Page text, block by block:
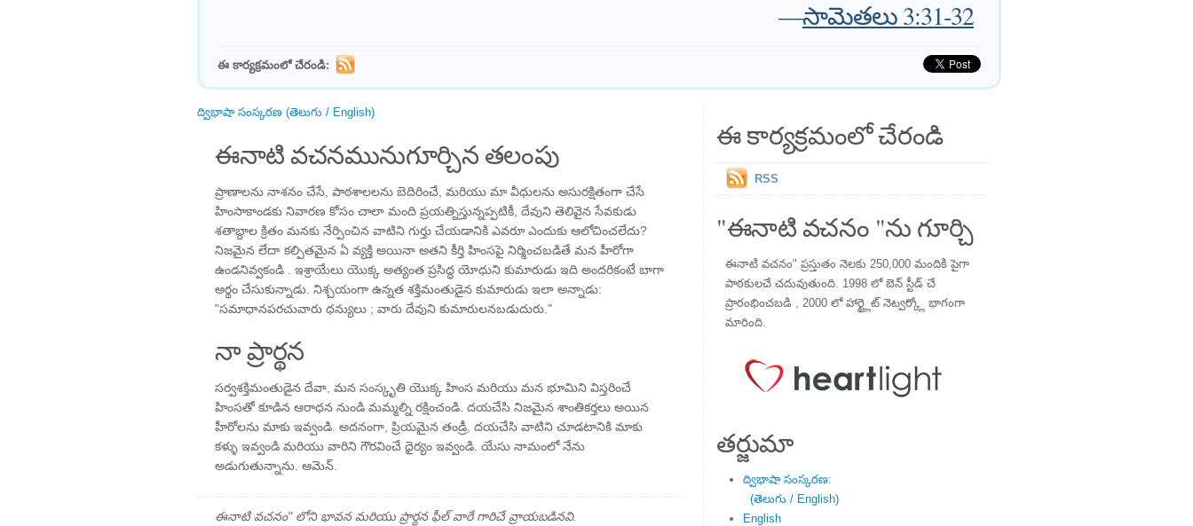
—సామెతలు 3:31-32
ఈ కార్యక్రమంలో చేరండి:
ద్విభాషా సంస్కరణ (తెలుగు / English)
ఈనాటి వచనమునుగూర్చిన తలంపు
ప్రాణాలను నాశనం చేసే, పాఠశాలలను బెదిరించే, మరియు మా వీధులను అసురక్షితంగా చేసే
హింసాకాండకు నివారణ కోసం చాలా మంది ప్రయత్నిస్తున్నప్పటికీ, దేవుని తెలివైన సేవకుడు
శతాబ్దాల క్రితం మనకు నేర్పించిన వాటిని గుర్తు చేయడానికి ఎవరూ ఎందుకు ఆలోచించలేదు?
నిజమైన లేదా కల్పితమైన ఏ వ్యక్తి అయినా అతని కీర్తి హింసపై నిర్మించబడితే మన హీరోగా
ఉండనివ్వకండి . ఇశ్రాయేలు యొక్క అత్యంత ప్రసిద్ధ యోధుని కుమారుడు ఇది అందరికంటే బాగా
అర్థం చేసుకున్నాడు. నిశ్చయంగా ఉన్నత శక్తిమంతుడైన కుమారుడు ఇలా అన్నాడు:
"సమాధానపరచువారు ధన్యులు ; వారు దేవుని కుమారులనబడుదురు."
నా ప్రార్థన
సర్వశక్తిమంతుడైన దేవా, మన సంస్కృతి యొక్క హింస మరియు మన భూమిని విస్తరించే
హింసతో కూడిన ఆరాధన నుండి మమ్మల్ని రక్షించండి. దయచేసి నిజమైన శాంతికర్తలు అయిన
హీరోలను మాకు ఇవ్వండి. అదనంగా, ప్రియమైన తండ్రీ, దయచేసి వాటిని చూడటానికి మాకు
కళ్ళు ఇవ్వండి మరియు వారిని గౌరవించే ధైర్యం ఇవ్వండి. యేసు నామంలో నేను
అడుగుతున్నాను. ఆమెన్.
ఈనాటి వచనం" లోని భావన మరియు ప్రార్థన ఫీల్ వారే గారిచే వ్రాయబడినవి.
ఈ కార్యక్రమంలో చేరండి
RSS
"ఈనాటి వచనం "ను గూర్చి
ఈనాటి వచనం" ప్రస్తుతం నెలకు 250,000 మందికి పైగా
పాఠకులచే చదువుతుంది. 1998 లో బెన్ స్టీడ్ చే
ప్రారంభించబడి , 2000 లో హార్ట్లైట్ నెట్వర్క్లో భాగంగా
మారింది.
తర్జుమా
ద్విభాషా సంస్కరణ:
(తెలుగు / English)
English